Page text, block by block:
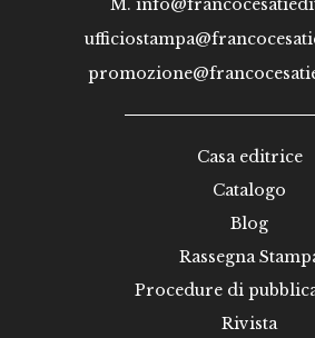
M.
Casa editrice
Catalogo
Blog
Rassegna
Procedure di
Rivista